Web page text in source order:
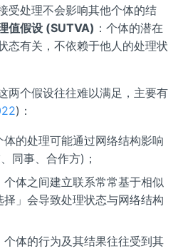
受处理不会影响其他个体的结
值假设 (SUTVA) ：个体的潜在
态有关，不依赖于他人的处理状
两个假设往往难以满足，主要有
)：
体的处理可能通过网络结构影响
同事、合作方)；
个体之间建立联系常常基于相似
」会导致处理状态与网络结构
个体的行为及其结果往往受到其